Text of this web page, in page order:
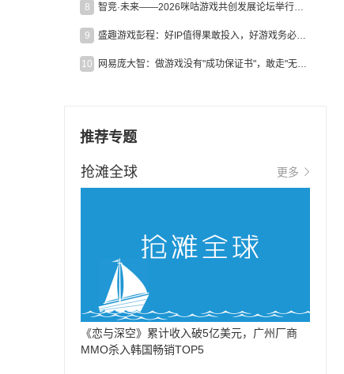
8 智竞·未来——2026咪咕游戏共创发展论坛举行：聚力精品内容、AI创作与电竞生态，共建高品质益智健康游戏社区
9 盛趣游戏彭程：好IP值得果敢投入，好游戏务必长效经营
10 网易庞大智：做游戏没有"成功保证书"，敢走"无人区"才是真原创
推荐专题
抢滩全球 更多
《恋与深空》累计收入破5亿美元，广州厂商
MMO杀入韩国畅销TOP5